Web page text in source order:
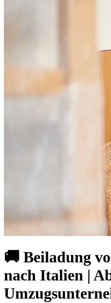
🚚 Beiladung
nach Italien |